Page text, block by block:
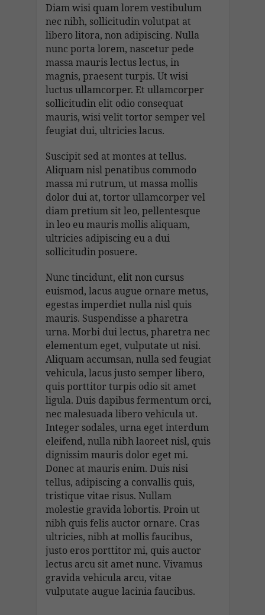
Diam wisi quam lorem vestibulum
nec nibh, sollicitudin volutpat at
libero litora, non adipiscing. Nulla
nunc porta lorem, nascetur pede
massa mauris lectus lectus, in
magnis, praesent turpis. Ut wisi
luctus ullamcorper. Et ullamcorper
sollicitudin elit odio consequat
mauris, wisi velit tortor semper vel
feugiat dui, ultricies lacus.
Suscipit sed at montes at tellus.
Aliquam nisl penatibus commodo
massa mi rutrum, ut massa mollis
dolor dui at, tortor ullamcorper vel
diam pretium sit leo, pellentesque
in leo eu mauris mollis aliquam,
ultricies adipiscing eu a dui
sollicitudin posuere.
Nunc tincidunt, elit non cursus
euismod, lacus augue ornare metus,
egestas imperdiet nulla nisl quis
mauris. Suspendisse a pharetra
urna. Morbi dui lectus, pharetra nec
elementum eget, vulputate ut nisi.
Aliquam accumsan, nulla sed feugiat
vehicula, lacus justo semper libero,
quis porttitor turpis odio sit amet
ligula. Duis dapibus fermentum orci,
nec malesuada libero vehicula ut.
Integer sodales, urna eget interdum
eleifend, nulla nibh laoreet nisl, quis
dignissim mauris dolor eget mi.
Donec at mauris enim. Duis nisi
tellus, adipiscing a convallis quis,
tristique vitae risus. Nullam
molestie gravida lobortis. Proin ut
nibh quis felis auctor ornare. Cras
ultricies, nibh at mollis faucibus,
justo eros porttitor mi, quis auctor
lectus arcu sit amet nunc. Vivamus
gravida vehicula arcu, vitae
vulputate augue lacinia faucibus.